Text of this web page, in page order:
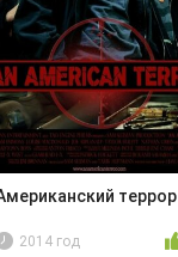
террор
2014 год